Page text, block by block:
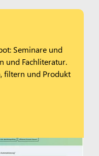
Seminare und
und Fachliteratur.
filtern und Produkt